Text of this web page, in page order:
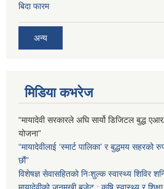
बिदा फारम
अन्य
मिडिया कभरेज
“मायादेवी सरकारले अघि सार्यो डिजिटल बुद्ध
योजना”
“मायादेवीलाई ‘स्मार्ट पालिका’ र बुद्धमय सहरको
छौं”
विशेषज्ञ सेवासहितको निःशुल्क स्वास्थ्य शिविर
मायादेवीको जनमुखी बजेट : कृषि,स्वास्थ्य र शिक्षा